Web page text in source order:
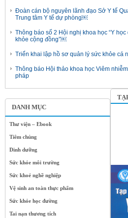
DANH MỤC
Thư viện – Ebook
Tiêm chủng
Dinh dưỡng
Sức khỏe môi trường
Sức khoẻ nghề nghiệp
Vệ sinh an toàn thực phẩm
Sức khỏe học đường
Tai nạn thương tích
Đoàn cán bộ nguyên lãnh đạo Sở Y tế
Trung tâm Y tế dự phòng￼
Thông báo số 2 Hội nghị khoa học “Y
khỏe cộng đồng”￼
Triển khai lập hồ sơ quản lý sức khỏe cá
Thông báo Hội thảo khoa học Viêm
pháp